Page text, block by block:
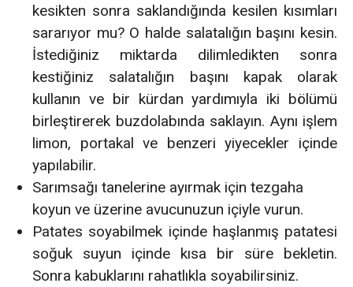
kesikten sonra saklandığında kesilen kısımları
sararıyor mu? O halde salatalığın başını kesin.
İstediğiniz miktarda dilimledikten sonra
kestiğiniz salatalığın başını kapak olarak
kullanın ve bir kürdan yardımıyla iki bölümü
birleştirerek buzdolabında saklayın. Aynı işlem
limon, portakal ve benzeri yiyecekler içinde
yapılabilir.
Sarımsağı tanelerine ayırmak için tezgaha
koyun ve üzerine avucunuzun içiyle vurun.
Patates soyabilmek içinde haşlanmış patatesi
soğuk suyun içinde kısa bir süre bekletin.
Sonra kabuklarını rahatlıkla soyabilirsiniz.